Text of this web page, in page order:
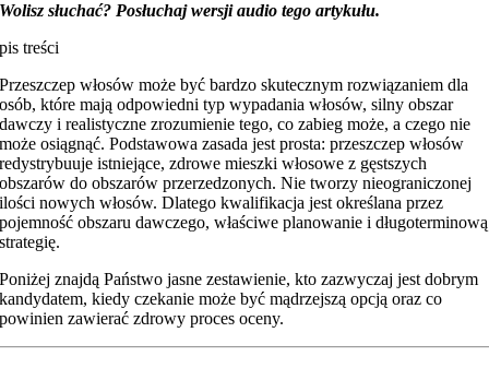
Wolisz słuchać? Posłuchaj wersji audio tego artykułu.
treści
Przeszczep włosów może być bardzo skutecznym rozwiązaniem dla
osób, które mają odpowiedni typ wypadania włosów, silny obszar
dawczy i realistyczne zrozumienie tego, co zabieg może, a czego nie
może osiągnąć. Podstawowa zasada jest prosta: przeszczep włosów
redystrybuuje istniejące, zdrowe mieszki włosowe z gęstszych
obszarów do obszarów przerzedzonych. Nie tworzy nieograniczonej
ilości nowych włosów. Dlatego kwalifikacja jest określana przez
pojemność obszaru dawczego, właściwe planowanie i długoterminową
strategię.
Poniżej znajdą Państwo jasne zestawienie, kto zazwyczaj jest dobrym
kandydatem, kiedy czekanie może być mądrzejszą opcją oraz co
powinien zawierać zdrowy proces oceny.